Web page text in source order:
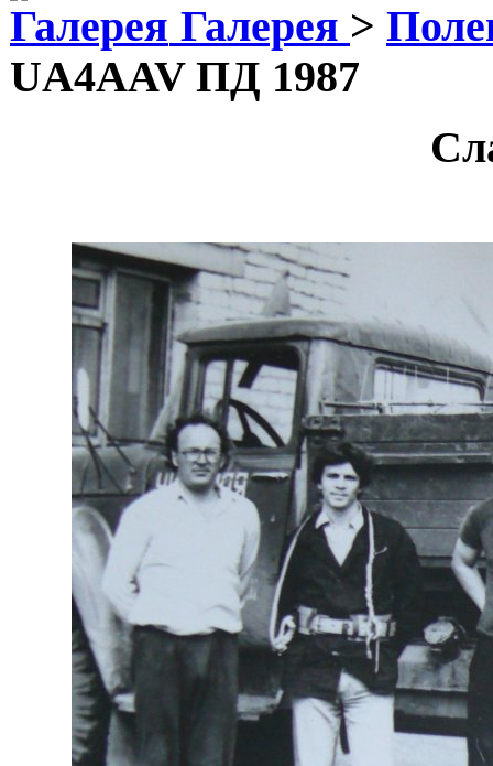
Галерея >
UA4AAV ПД 1987